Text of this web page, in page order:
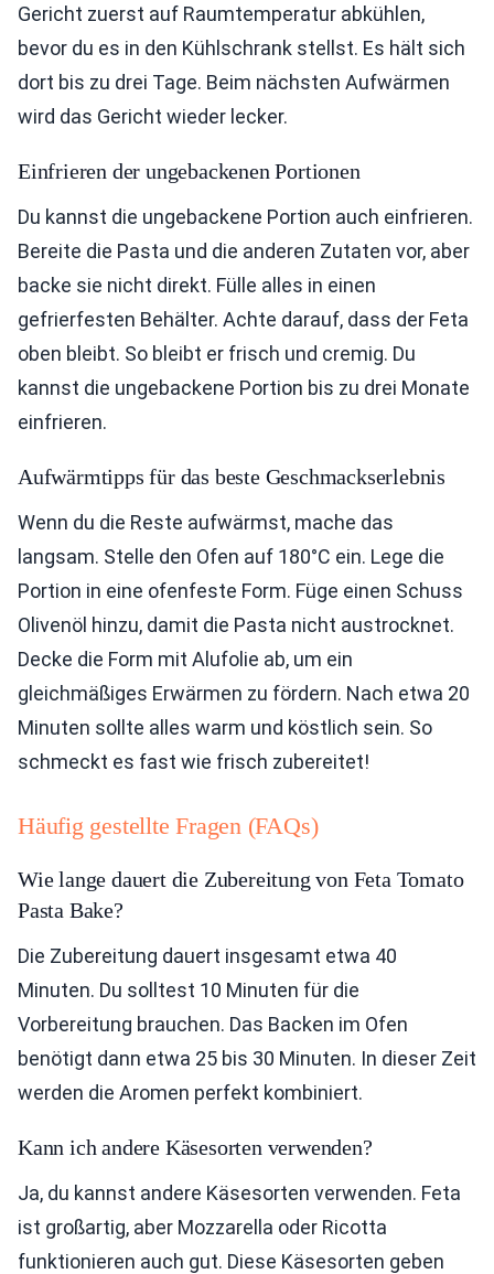
Gericht zuerst auf Raumtemperatur abkühlen,
bevor du es in den Kühlschrank stellst. Es hält sich
dort bis zu drei Tage. Beim nächsten Aufwärmen
wird das Gericht wieder lecker.
Einfrieren der ungebackenen Portionen
Du kannst die ungebackene Portion auch einfrieren.
Bereite die Pasta und die anderen Zutaten vor, aber
backe sie nicht direkt. Fülle alles in einen
gefrierfesten Behälter. Achte darauf, dass der Feta
oben bleibt. So bleibt er frisch und cremig. Du
kannst die ungebackene Portion bis zu drei Monate
einfrieren.
Aufwärmtipps für das beste Geschmackserlebnis
Wenn du die Reste aufwärmst, mache das
langsam. Stelle den Ofen auf 180°C ein. Lege die
Portion in eine ofenfeste Form. Füge einen Schuss
Olivenöl hinzu, damit die Pasta nicht austrocknet.
Decke die Form mit Alufolie ab, um ein
gleichmäßiges Erwärmen zu fördern. Nach etwa 20
Minuten sollte alles warm und köstlich sein. So
schmeckt es fast wie frisch zubereitet!
Häufig gestellte Fragen (FAQs)
Wie lange dauert die Zubereitung von Feta Tomato
Pasta Bake?
Die Zubereitung dauert insgesamt etwa 40
Minuten. Du solltest 10 Minuten für die
Vorbereitung brauchen. Das Backen im Ofen
benötigt dann etwa 25 bis 30 Minuten. In dieser Zeit
werden die Aromen perfekt kombiniert.
Kann ich andere Käsesorten verwenden?
Ja, du kannst andere Käsesorten verwenden. Feta
ist großartig, aber Mozzarella oder Ricotta
funktionieren auch gut. Diese Käsesorten geben